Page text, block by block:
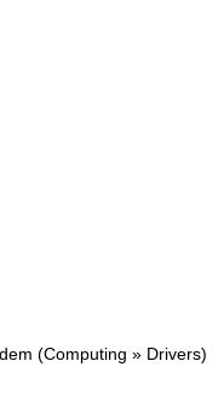
(Computing » Drivers)